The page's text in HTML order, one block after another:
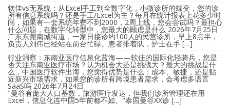
软佳vs无系统：从Excel手工到全数字化，小微诊所的蝶变，您的诊
所有信息系统吗？还是手工/Excel为主？每月在统计报表上花多少时
间，如果有一套系统年费不到2000，2周上线，您会尝试吗？最担心
什么问题，在数字化转型中，您最大的顾虑是什么 2026年7月25日
广东东莞南城街道，一家日接诊约100人的民营诊所，早上8点半，
负责人刘伟已经站在前台忙碌。患者排着队，护士在手 […]
行业洞察：东南亚医疗信息化蓝海——软佳的国际化轻骑兵，您是
否关注东南亚医疗市场？认为机会大还是挑战大？最大的挑战是什
么，中国医疗软件出海，您觉得优势是什么：成本、敏捷，还是贴
近新兴市场需求，如果您的诊所有跨境患者需求，会考虑多语言
SaaS吗 2026年7月24日
"曼谷有庞大人口基数，旅游医疗发达，但我们诊所管理还在用
Excel，信息化连中国5年前都不如。"泰国曼谷XX诊 […]